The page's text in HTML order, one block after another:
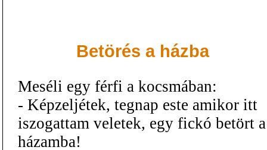
Betörés a házba
Meséli egy férfi a kocsmában:
- Képzeljétek, tegnap este amikor itt
iszogattam veletek, egy fickó betört a
házamba!